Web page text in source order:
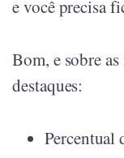
e você precisa
Bom, e sobre
destaques:
Percentual